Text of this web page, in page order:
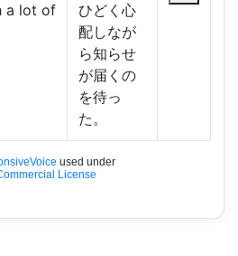
a lot of
ひどく心
配しなが
ら知らせ
が届くの
を待っ
た。
used under
License